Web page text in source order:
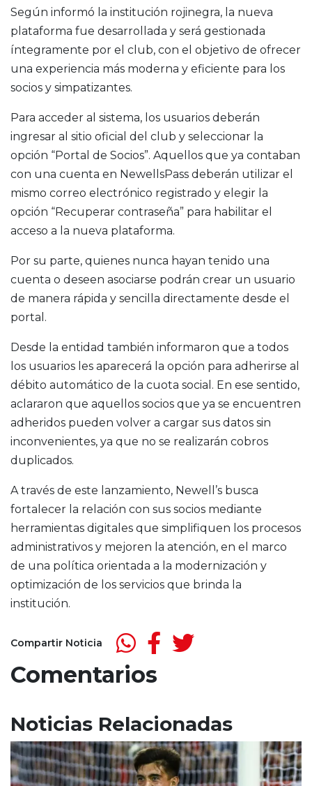
Según informó la institución rojinegra, la nueva
plataforma fue desarrollada y será gestionada
íntegramente por el club, con el objetivo de ofrecer
una experiencia más moderna y eficiente para los
socios y simpatizantes.
Para acceder al sistema, los usuarios deberán
ingresar al sitio oficial del club y seleccionar la
opción “Portal de Socios”. Aquellos que ya contaban
con una cuenta en NewellsPass deberán utilizar el
mismo correo electrónico registrado y elegir la
opción “Recuperar contraseña” para habilitar el
acceso a la nueva plataforma.
Por su parte, quienes nunca hayan tenido una
cuenta o deseen asociarse podrán crear un usuario
de manera rápida y sencilla directamente desde el
portal.
Desde la entidad también informaron que a todos
los usuarios les aparecerá la opción para adherirse al
débito automático de la cuota social. En ese sentido,
aclararon que aquellos socios que ya se encuentren
adheridos pueden volver a cargar sus datos sin
inconvenientes, ya que no se realizarán cobros
duplicados.
A través de este lanzamiento, Newell’s busca
fortalecer la relación con sus socios mediante
herramientas digitales que simplifiquen los procesos
administrativos y mejoren la atención, en el marco
de una política orientada a la modernización y
optimización de los servicios que brinda la
institución.
Compartir Noticia
Comentarios
Noticias Relacionadas